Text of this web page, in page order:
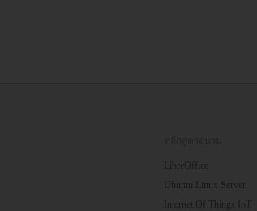
LibreOffice
Ubuntu Linux Server
Internet Of Things IoT